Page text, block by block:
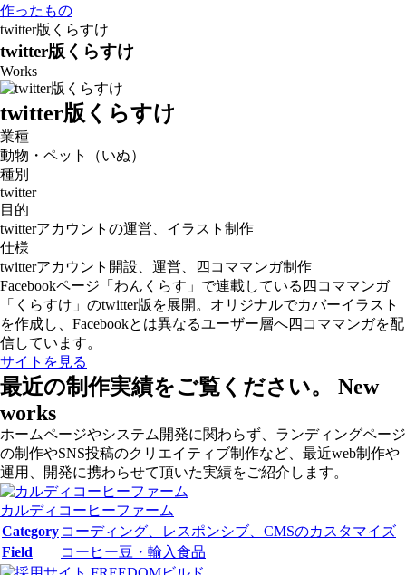
作ったもの
twitter版くらすけ
twitter版くらすけ
Works
twitter版くらすけ
業種
動物・ペット（いぬ）
種別
twitter
目的
twitterアカウントの運営、イラスト制作
仕様
twitterアカウント開設、運営、四コママンガ制作
Facebookページ「わんくらす」で連載している四コママンガ
「くらすけ」のtwitter版を展開。オリジナルでカバーイラスト
を作成し、Facebookとは異なるユーザー層へ四コママンガを配
信しています。
サイトを見る
最近の制作実績をご覧ください。
New
works
ホームページやシステム開発に関わらず、ランディングページ
の制作やSNS投稿のクリエイティブ制作など、最近web制作や
運用、開発に携わらせて頂いた実績をご紹介します。
カルディコーヒーファーム
Category コーディング、レスポンシブ、CMSのカスタマイズ
Field
コーヒー豆・輸入食品